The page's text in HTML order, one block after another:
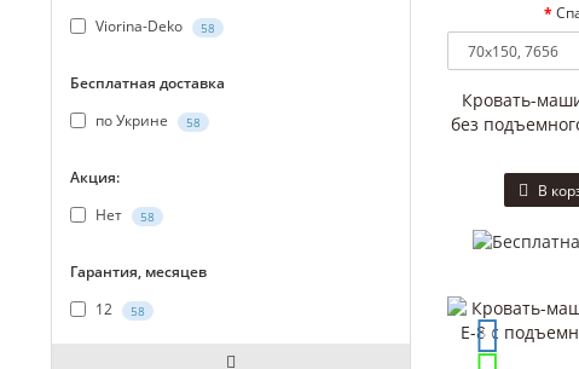
Viorina-Deko
58
Бесплатная доставка
по Укрине
58
Акция:
Нет
58
Гарантия, месяцев
12
58
Кровать-
без
В